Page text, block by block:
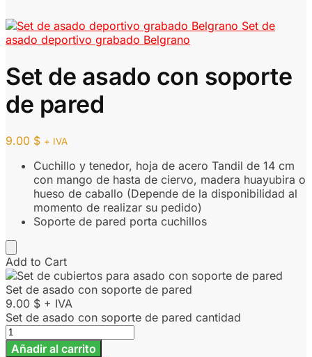
Set de
asado deportivo grabado Belgrano
Set de asado con soporte
de pared
9.00 $ + IVA
Cuchillo y tenedor, hoja de acero Tandil de 14 cm
con mango de hasta de ciervo, madera huayubira o
hueso de caballo (Depende de la disponibilidad al
momento de realizar su pedido)
Soporte de pared porta cuchillos
Add to Cart
Set de asado con soporte de pared
9.00 $ + IVA
Set de asado con soporte de pared cantidad
Añadir al carrito